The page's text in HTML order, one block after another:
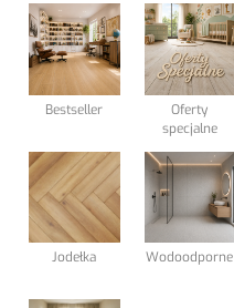
Lamele Ściany
Listwy podłogowe
Podkłady podłogowe
Elewacja Taras
Bestseller
Oferty
specjalne
Jodełka Wodoodporne